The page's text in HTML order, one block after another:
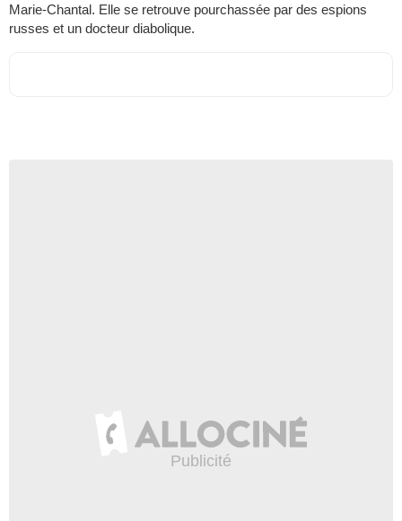
Marie-Chantal. Elle se retrouve pourchassée par des espions
russes et un docteur diabolique.